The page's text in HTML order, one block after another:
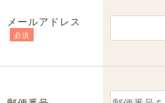
メールアドレス
必須